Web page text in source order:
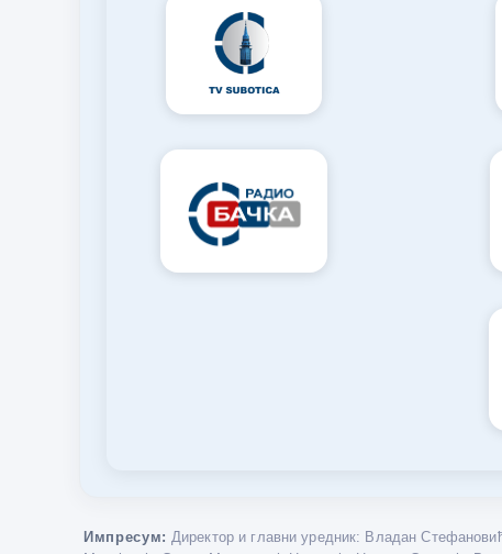
Импресум: Директор и главни уредник: Владан